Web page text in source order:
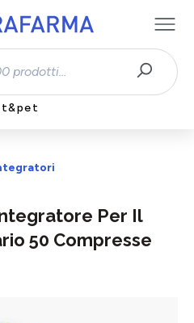
Per Il
50 Compresse